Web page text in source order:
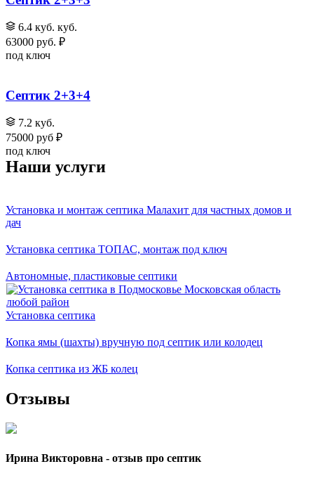
6.4 куб. куб.
63000 руб. ₽
под ключ
Септик 2+3+4
7.2 куб.
75000 руб ₽
под ключ
Наши услуги
Установка и монтаж септика Малахит для частных домов и
дач
Установка септика ТОПАС, монтаж под ключ
Автономные, пластиковые септики
Установка септика
Копка ямы (шахты) вручную под септик или колодец
Копка септика из ЖБ колец
Отзывы
Ирина Викторовна - отзыв про септик